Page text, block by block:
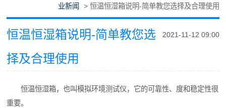
业新闻
> 恒温恒湿箱说明-简单教您选择及合理使用
2021-11-12 09:00
恒温恒湿箱说明-简单教您选
择及合理使用
恒温恒湿箱，也叫模拟环境测试仪，它的可靠性、度和稳定性很
重要。